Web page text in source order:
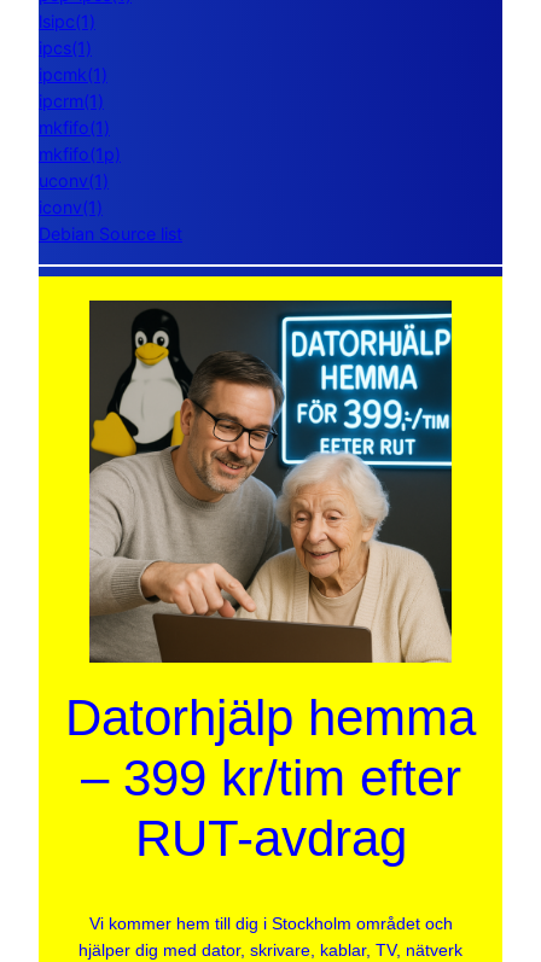
lsipc(1)
ipcs(1)
ipcmk(1)
ipcrm(1)
mkfifo(1)
mkfifo(1p)
uconv(1)
iconv(1)
Debian Source list
Datorhjälp hemma
– 399 kr/tim efter
RUT-avdrag
Vi kommer hem till dig i Stockholm området och
hjälper dig med dator, skrivare, kablar, TV, nätverk